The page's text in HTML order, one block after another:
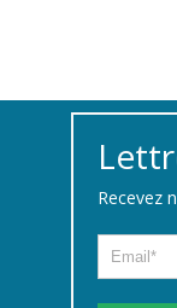
Recevez